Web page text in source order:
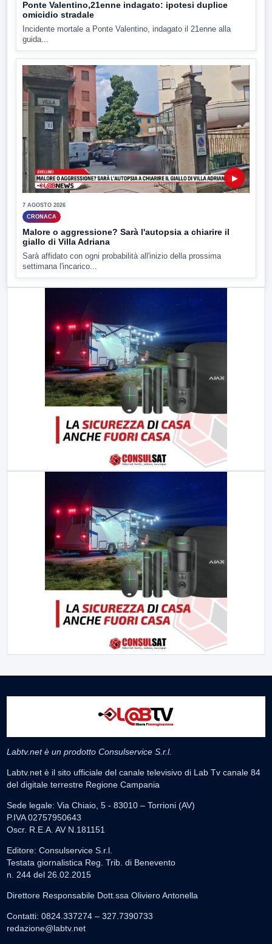
Ponte Valentino,21enne indagato: ipotesi duplice
omicidio stradale
Incidente mortale a Ponte Valentino, indagato il 21enne alla
guida...
▶
7 AGOSTO 2026
CRONACA
Malore o aggressione? Sarà l'autopsia a chiarire il
giallo di Villa Adriana
Sarà affidato con ogni probabilità all'inizio della prossima
settimana l'incarico...
Labtv.net è un prodotto Consulservice S.r.l.
Labtv.net è il sito ufficiale del canale televisivo di Lab Tv canale 84
del digitale terrestre Regione Campania
Sede legale: Via Chiaio, 5 - 83010 – Torrioni (AV)
P.IVA 02757950643
Oscr. R.E.A. AV N.181151
Editore: Consulservice S.r.l.
Testata giornalistica Reg. Trib. di Benevento
n. 244 del 26.02.2015
Direttore Responsabile Dott.ssa Oliviero Antonella
Contatti: 0824.337274 – 327.7390733
redazione@labtv.net